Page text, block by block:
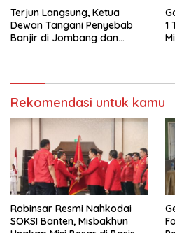
Terjun Langsung, Ketua
Dewan Tangani Penyebab
Banjir di Jombang dan
1
Rekomendasi untuk kamu
Robinsar Resmi Nahkodai
SOKSI Banten, Misbakhun